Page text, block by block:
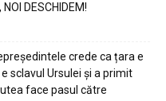
DESCHIDEM!
crede ca țara e
sclavul Ursulei și a primit
face pasul către